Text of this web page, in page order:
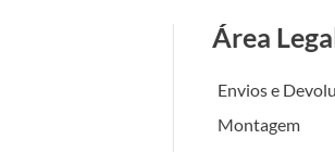
Área
Envios e
Montagem